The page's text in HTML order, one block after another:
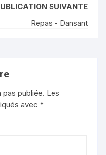
SUIVANTE
Repas - Dansant
pas publiée. Les
avec *